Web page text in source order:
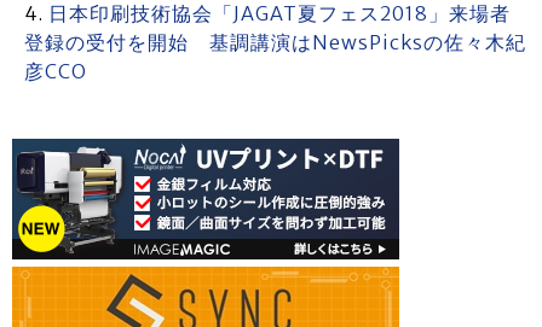
日本印刷技術協会「JAGAT夏フェス2018」来場者
登録の受付を開始 基調講演はNewsPicksの佐々木紀
彦CCO